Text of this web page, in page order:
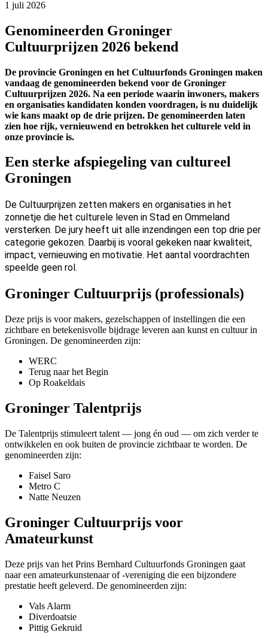
1 juli 2026
Genomineerden Groninger
Cultuurprijzen 2026 bekend
De provincie Groningen en het Cultuurfonds Groningen maken
vandaag de genomineerden bekend voor de Groninger
Cultuurprijzen 2026. Na een periode waarin inwoners, makers
en organisaties kandidaten konden voordragen, is nu duidelijk
wie kans maakt op de drie prijzen. De genomineerden laten
zien hoe rijk, vernieuwend en betrokken het culturele veld in
onze provincie is.
Een sterke afspiegeling van cultureel
Groningen
De Cultuurprijzen zetten makers en organisaties in het
zonnetje die het culturele leven in Stad en Ommeland
versterken. De jury heeft uit alle inzendingen een top drie per
categorie gekozen. Daarbij is vooral gekeken naar kwaliteit,
impact, vernieuwing en motivatie. Het aantal voordrachten
speelde geen rol.
Groninger Cultuurprijs (professionals)
Deze prijs is voor makers, gezelschappen of instellingen die een
zichtbare en betekenisvolle bijdrage leveren aan kunst en cultuur in
Groningen. De genomineerden zijn:
WERC
Terug naar het Begin
Op Roakeldais
Groninger Talentprijs
De Talentprijs stimuleert talent — jong én oud — om zich verder te
ontwikkelen en ook buiten de provincie zichtbaar te worden. De
genomineerden zijn:
Faisel Saro
Metro C
Natte Neuzen
Groninger Cultuurprijs voor
Amateurkunst
Deze prijs van het Prins Bernhard Cultuurfonds Groningen gaat
naar een amateurkunstenaar of -vereniging die een bijzondere
prestatie heeft geleverd. De genomineerden zijn:
Vals Alarm
Diverdoatsie
Pittig Gekruid